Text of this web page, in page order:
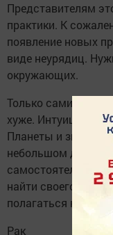
Представителям
практики. К
появление новых
виде неурядиц.
окружающих.
Только сами
хуже. Интуиция
Планеты и звезды
небольшом
самостоятельным
найти своего
полагаться на
Рак